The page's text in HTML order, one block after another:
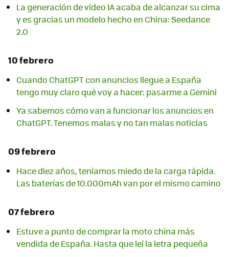
La generación de vídeo IA acaba de alcanzar su cima
y es gracias un modelo hecho en China: Seedance
2.0
10 febrero
Cuando ChatGPT con anuncios llegue a España
tengo muy claro qué voy a hacer: pasarme a Gemini
Ya sabemos cómo van a funcionar los anuncios en
ChatGPT. Tenemos malas y no tan malas noticias
09 febrero
Hace diez años, teníamos miedo de la carga rápida.
Las baterías de 10.000mAh van por el mismo camino
07 febrero
Estuve a punto de comprar la moto china más
vendida de España. Hasta que leí la letra pequeña